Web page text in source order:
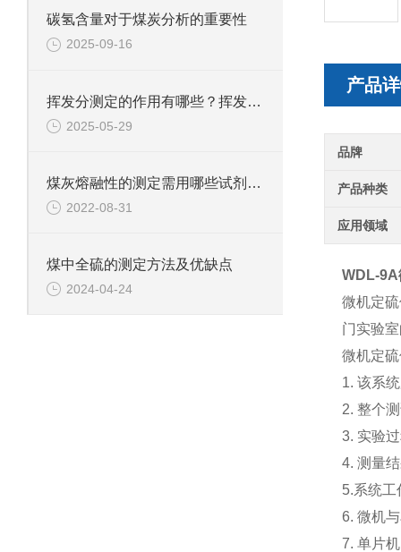
产品
品牌
产品种类
应用领域
WDL-9A
微机定
门实验
微机定
1. 该系
2. 整个
3. 实验
4. 测量
5.系统
6. 微机
7. 单片
碳氢含量对于煤炭分析的重要性
2025-09-16
挥发分测定的作用有哪些？挥发分测定应用于哪些行业？
2025-05-29
煤灰熔融性的测定需用哪些试剂和材料？
2022-08-31
煤中全硫的测定方法及优缺点
2024-04-24